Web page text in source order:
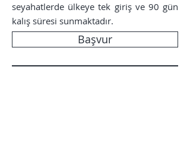
seyahatlerde ülkeye tek giriş ve 90 gün
kalış süresi sunmaktadır.
Başvur